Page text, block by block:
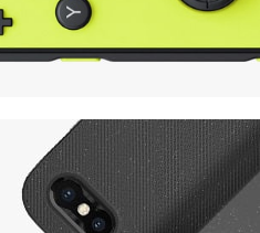
Nintendo Switch
NEW GAMING
EXPERIENCE